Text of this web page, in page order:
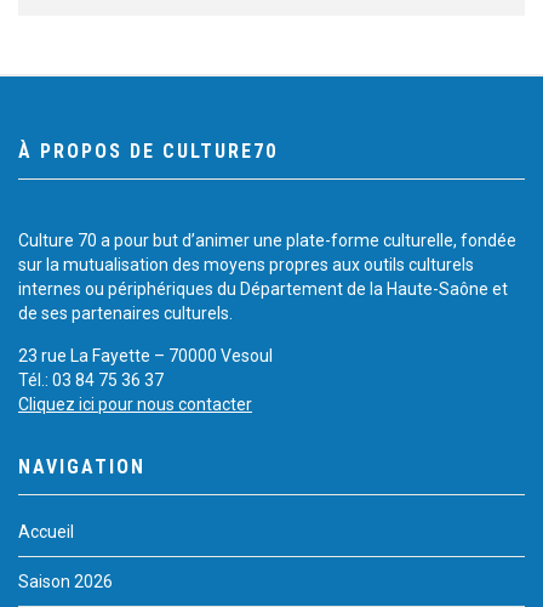
À PROPOS DE CULTURE70
Culture 70 a pour but d’animer une plate-forme culturelle, fondée
sur la mutualisation des moyens propres aux outils culturels
internes ou périphériques du Département de la Haute-Saône et
de ses partenaires culturels.
23 rue La Fayette – 70000 Vesoul
Tél.: 03 84 75 36 37
Cliquez ici pour nous contacter
NAVIGATION
Accueil
Saison 2026